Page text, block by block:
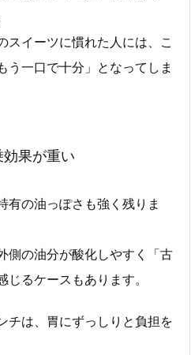
スイーツに慣れた人には、こ
う一口で十分」となってしま
果が重い
有の油っぽさも強く残りま
側の油分が酸化しやすく「古
るケースもあります。
チは、胃にずっしりと負担を